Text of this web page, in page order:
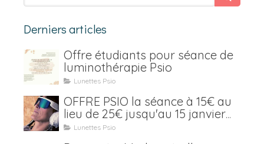
Derniers articles
Offre étudiants pour séance de
luminothérapie Psio
Lunettes Psio
OFFRE PSIO la séance à 15€ au
lieu de 25€ jusqu'au 15 janvier
2021Lunettes Psio